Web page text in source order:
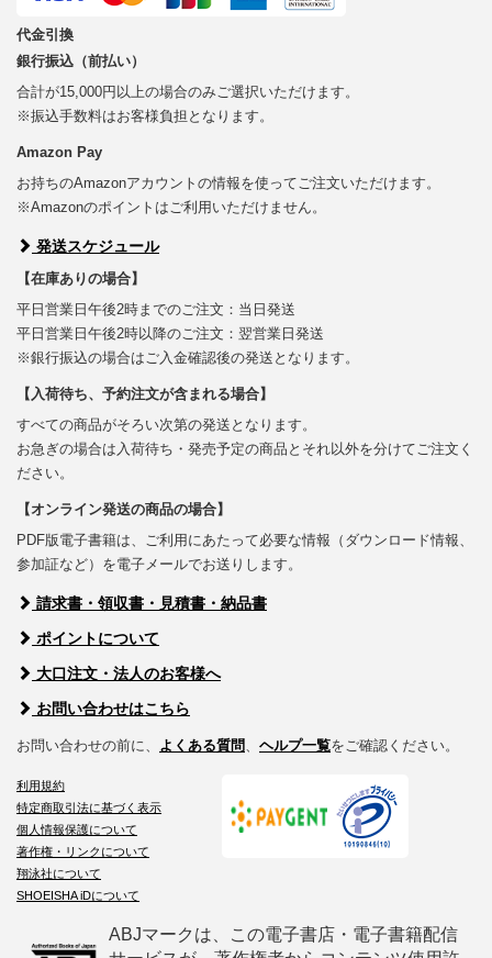
代金引換
銀行振込（前払い）
合計が15,000円以上の場合のみご選択いただけます。
※振込手数料はお客様負担となります。
Amazon Pay
お持ちのAmazonアカウントの情報を使ってご注文いただけます。
※Amazonのポイントはご利用いただけません。
発送スケジュール
【在庫ありの場合】
平日営業日午後2時までのご注文：当日発送
平日営業日午後2時以降のご注文：翌営業日発送
※銀行振込の場合はご入金確認後の発送となります。
【入荷待ち、予約注文が含まれる場合】
すべての商品がそろい次第の発送となります。
お急ぎの場合は入荷待ち・発売予定の商品とそれ以外を分けてご注文く
ださい。
【オンライン発送の商品の場合】
PDF版電子書籍は、ご利用にあたって必要な情報（ダウンロード情報、
参加証など）を電子メールでお送りします。
請求書・領収書・見積書・納品書
ポイントについて
大口注文・法人のお客様へ
お問い合わせはこちら
お問い合わせの前に、 よくある質問、 ヘルプ一覧をご確認ください。
利用規約
特定商取引法に基づく表示
個人情報保護について
著作権・リンクについて
翔泳社について
SHOEISHA iDについて
ABJマークは、この電子書店・電子書籍配信